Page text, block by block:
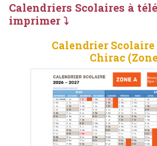
Calendriers Scolaires à
imprimer ⤵
Calendrier Scolaire
Chirac